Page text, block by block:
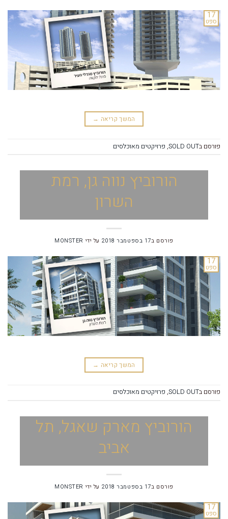
17
ספט
המשך קריאה →
פורסם בSOLD OUT
, פרויקטים מאוכלסים
הורוביץ נווה גן, רמת
השרון
פורסם ב17 בספטמבר 2018 על ידי MONSTER
17
ספט
המשך קריאה →
פורסם בSOLD OUT
, פרויקטים מאוכלסים
הורוביץ מארק שאגל, תל
אביב
פורסם ב17 בספטמבר 2018 על ידי MONSTER
17
ספט